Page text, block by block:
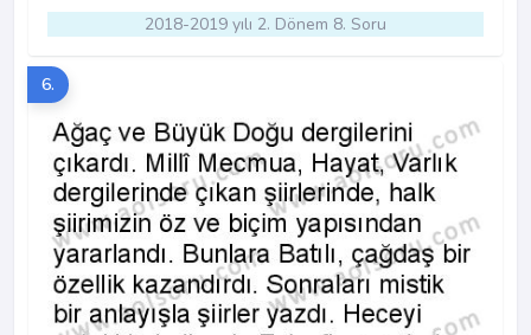
2018-2019 yılı 2. Dönem 8. Soru
6.